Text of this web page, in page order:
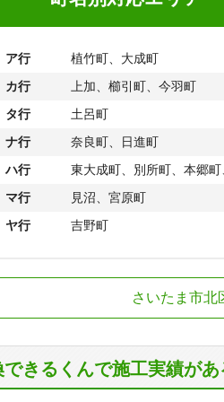
ア行 植竹町、大成町
カ行 上加、櫛引町、今羽町
タ行 土呂町
ナ行 奈良町、日進町
ハ行 東大成町、別所町、本郷町
マ行 見沼、宮原町
ヤ行 吉野町
さいたま市北
できるくんで施工実績が